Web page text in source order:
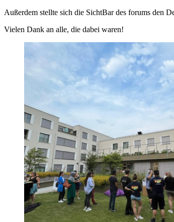
Außerdem stellte sich die SichtBar des forums den
Vielen Dank an alle, die dabei waren!